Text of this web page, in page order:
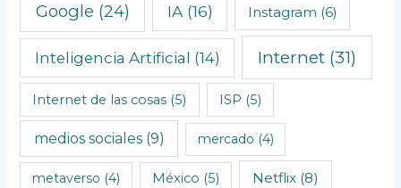
s
Google (24) IA(16) Instagram (6)
Inteligencia Artificial (14) Internet (31)
Internet de las cosas (5) ISP (5)
medios sociales(9) mercado (4)
metaverso (4) México (5) Netflix(8)